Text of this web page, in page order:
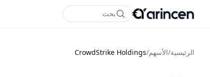
بحث
الرئيسية/الأسهم/
CrowdStrike Holdings